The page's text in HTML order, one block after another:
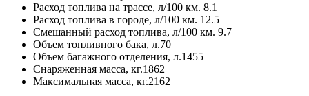
Расход топлива на трассе, л/100 км. 8.1
Расход топлива в городе, л/100 км. 12.5
Смешанный расход топлива, л/100 км. 9.7
Объем топливного бака, л.70
Объем багажного отделения, л.1455
Снаряженная масса, кг.1862
Максимальная масса, кг.2162